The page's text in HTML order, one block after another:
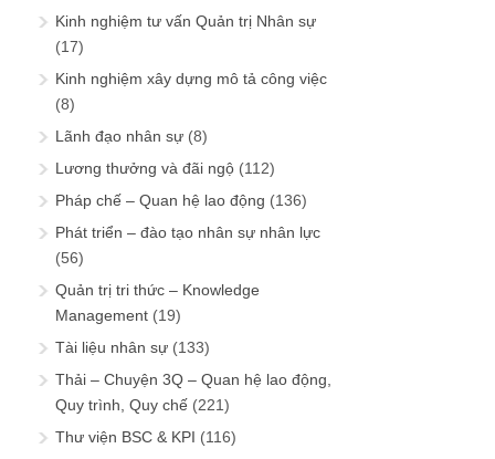
Kinh nghiệm tư vấn Quản trị Nhân sự
(17)
Kinh nghiệm xây dựng mô tả công việc
(8)
Lãnh đạo nhân sự (8)
Lương thưởng và đãi ngộ (112)
Pháp chế – Quan hệ lao động (136)
Phát triển – đào tạo nhân sự nhân lực
(56)
Quản trị tri thức – Knowledge
Management (19)
Tài liệu nhân sự (133)
Thải – Chuyện 3Q – Quan hệ lao động,
Quy trình, Quy chế (221)
Thư viện BSC & KPI (116)